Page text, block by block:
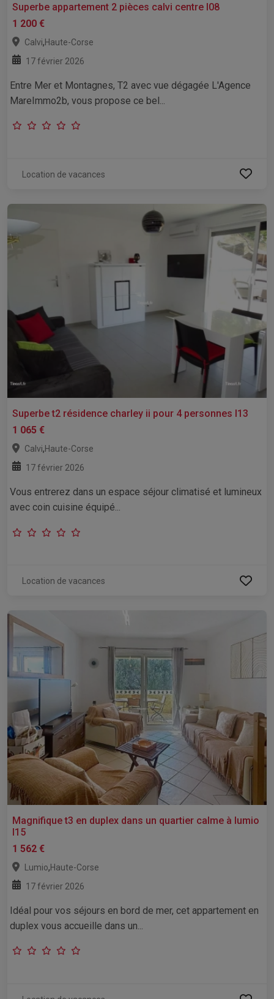
Superbe appartement 2 pièces calvi centre l08
1 200 €
Calvi,Haute-Corse
17 février 2026
Entre Mer et Montagnes, T2 avec vue dégagée L'Agence
MareImmo2b, vous propose ce bel...
Location de vacances
Superbe t2 résidence charley ii pour 4 personnes l13
1 065 €
Calvi,Haute-Corse
17 février 2026
Vous entrerez dans un espace séjour climatisé et lumineux
avec coin cuisine équipé...
Location de vacances
Magnifique t3 en duplex dans un quartier calme à lumio
l15
1 562 €
Lumio,Haute-Corse
17 février 2026
Idéal pour vos séjours en bord de mer, cet appartement en
duplex vous accueille dans un...